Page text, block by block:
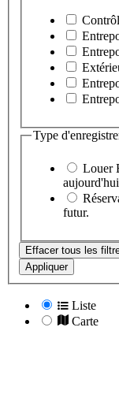
Type
Louer
futur.
Effacer tous les
Appliquer
Liste
Carte